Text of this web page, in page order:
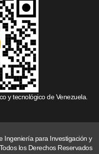
y tecnológico de Venezuela.
Ingeniería para Investigación y
los Derechos Reservados